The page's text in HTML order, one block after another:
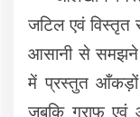
जटिल एवं
आसानी से समझने
में प्रस्तुत
जबकि ग्राफ एवं